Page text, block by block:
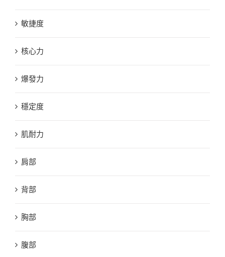
敏捷度
核心力
爆發力
穩定度
肌耐力
肩部
背部
胸部
腹部